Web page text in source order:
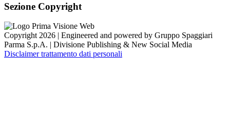
Sezione Copyright
Copyright 2026 | Engineered and powered by Gruppo Spaggiari
Parma S.p.A. | Divisione Publishing & New Social Media
Disclaimer trattamento dati personali